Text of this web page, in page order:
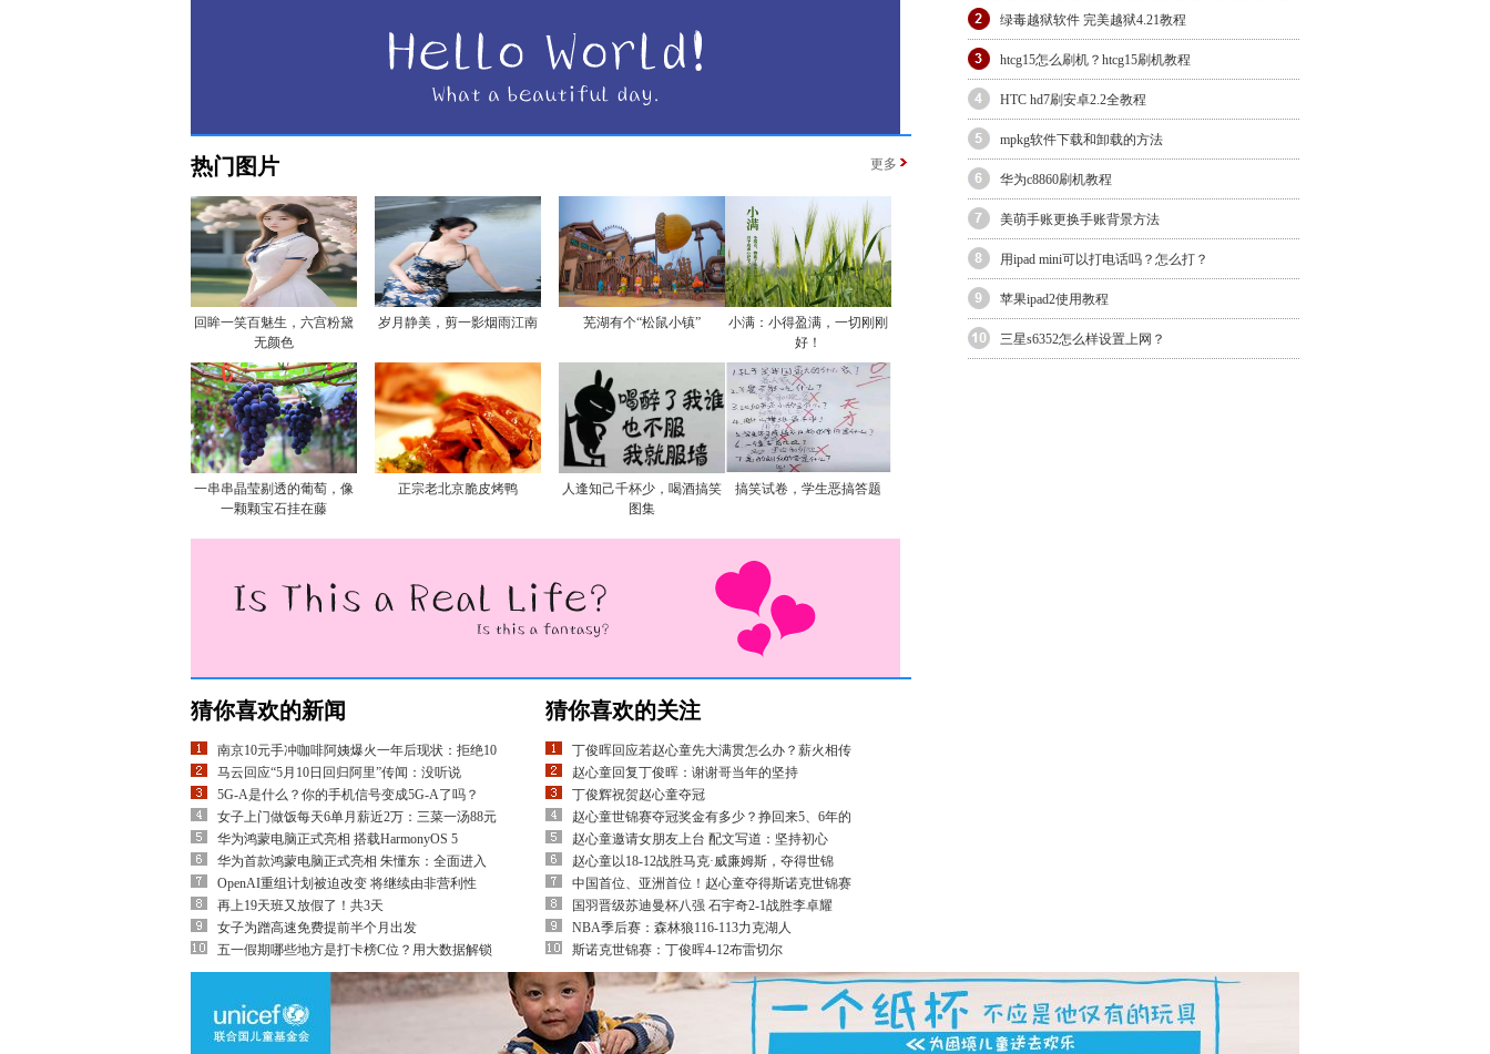
热门图片 更多
回眸一笑百魅生，六宫粉黛
无颜色
岁月静美，剪一影烟雨江南 芜湖有个“松鼠小镇”
小满：小得盈满，一切刚刚
好！
一串串晶莹剔透的葡萄，像
一颗颗宝石挂在藤
正宗老北京脆皮烤鸭
人逢知己千杯少，喝酒搞笑
图集
搞笑试卷，学生恶搞答题
猜你喜欢的新闻
南京10元手冲咖啡阿姨爆火一年后现状：拒绝10
马云回应“5月10日回归阿里”传闻：没听说
5G-A是什么？你的手机信号变成5G-A了吗？
女子上门做饭每天6单月薪近2万：三菜一汤88元
华为鸿蒙电脑正式亮相 搭载HarmonyOS 5
华为首款鸿蒙电脑正式亮相 朱懂东：全面进入
OpenAI重组计划被迫改变 将继续由非营利性
再上19天班又放假了！共3天
女子为蹭高速免费提前半个月出发
五一假期哪些地方是打卡榜C位？用大数据解锁
猜你喜欢的关注
丁俊晖回应若赵心童先大满贯怎么办？薪火相传
赵心童回复丁俊晖：谢谢哥当年的坚持
丁俊辉祝贺赵心童夺冠
赵心童世锦赛夺冠奖金有多少？挣回来5、6年的
赵心童邀请女朋友上台 配文写道：坚持初心
赵心童以18-12战胜马克·威廉姆斯，夺得世锦
中国首位、亚洲首位！赵心童夺得斯诺克世锦赛
国羽晋级苏迪曼杯八强 石宇奇2-1战胜李卓耀
NBA季后赛：森林狼116-113力克湖人
斯诺克世锦赛：丁俊晖4-12布雷切尔
绿毒越狱软件 完美越狱4.21教程
htcg15怎么刷机？htcg15刷机教程
HTC hd7刷安卓2.2全教程
mpkg软件下载和卸载的方法
华为c8860刷机教程
美萌手账更换手账背景方法
用ipad mini可以打电话吗？怎么打？
苹果ipad2使用教程
三星s6352怎么样设置上网？